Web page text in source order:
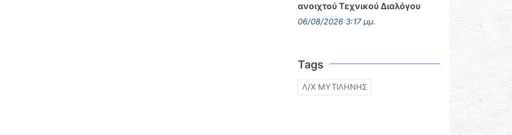
ανοιχτού Τεχνικού Διαλόγου
06/08/2026 3:17 μμ.
Tags
Λ/Χ ΜΥΤΙΛΗΝΗΣ